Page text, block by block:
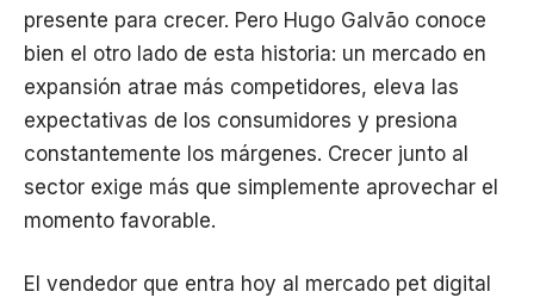
presente para crecer. Pero Hugo Galvão conoce
bien el otro lado de esta historia: un mercado en
expansión atrae más competidores, eleva las
expectativas de los consumidores y presiona
constantemente los márgenes. Crecer junto al
sector exige más que simplemente aprovechar el
momento favorable.
El vendedor que entra hoy al mercado pet digital